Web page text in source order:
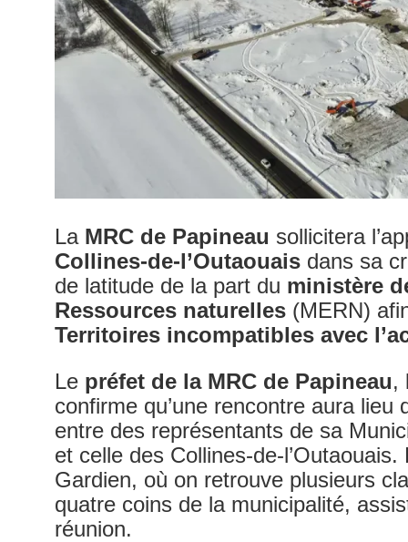
La MRC de Papineau sollicitera
Collines-de-l’Outaouais dans sa
de latitude de la part du ministère
Ressources naturelles (MERN)
Territoires incompatibles avec
Le préfet de la MRC de Papineau,
confirme qu’une rencontre aura lieu
entre des représentants de sa
et celle des Collines-de-l’Outaouais.
Gardien, où on retrouve plusieurs
quatre coins de la municipalité,
réunion.